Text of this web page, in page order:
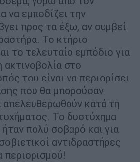
να εμποδίζει την
προς τα έξω, αν συμβεί
Το κτήριο
το τελευταίο εμπόδιο για
ακτινοβολία στο
του είναι να περιορίσει
που θα μπορούσαν
απελευθερωθούν κατά τη
Το δυστύχημα
πολύ σοβαρό και για
αντιδραστήρες
περιορισμού!